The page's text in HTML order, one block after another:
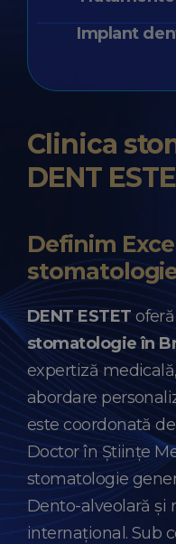
Clinica
DENT
Definim
DENT ESTET
stomatologie în
expertiză
abordare
este coordonată de
Doctor în Științe
stomatologie
Dento-alveolară și
internațional. Sub
Implant